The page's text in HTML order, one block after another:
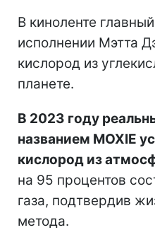
В киноленте
исполнении Мэтта
кислород из
планете.
В 2023 году
названием MOXIE
кислород из
на 95 процентов
газа, подтвердив
метода.